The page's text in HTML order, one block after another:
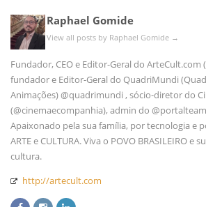
Raphael Gomide
View all posts by Raphael Gomide →
Fundador, CEO e Editor-Geral do ArteCult.com
fundador e Editor-Geral do QuadriMundi
Animações) @quadrimundi , sócio-diretor do
(@cinemaecompanhia), admin do
Apaixonado pela sua família, por tecnologia e
ARTE e CULTURA. Viva o POVO BRASILEIRO e
cultura.
http://artecult.com